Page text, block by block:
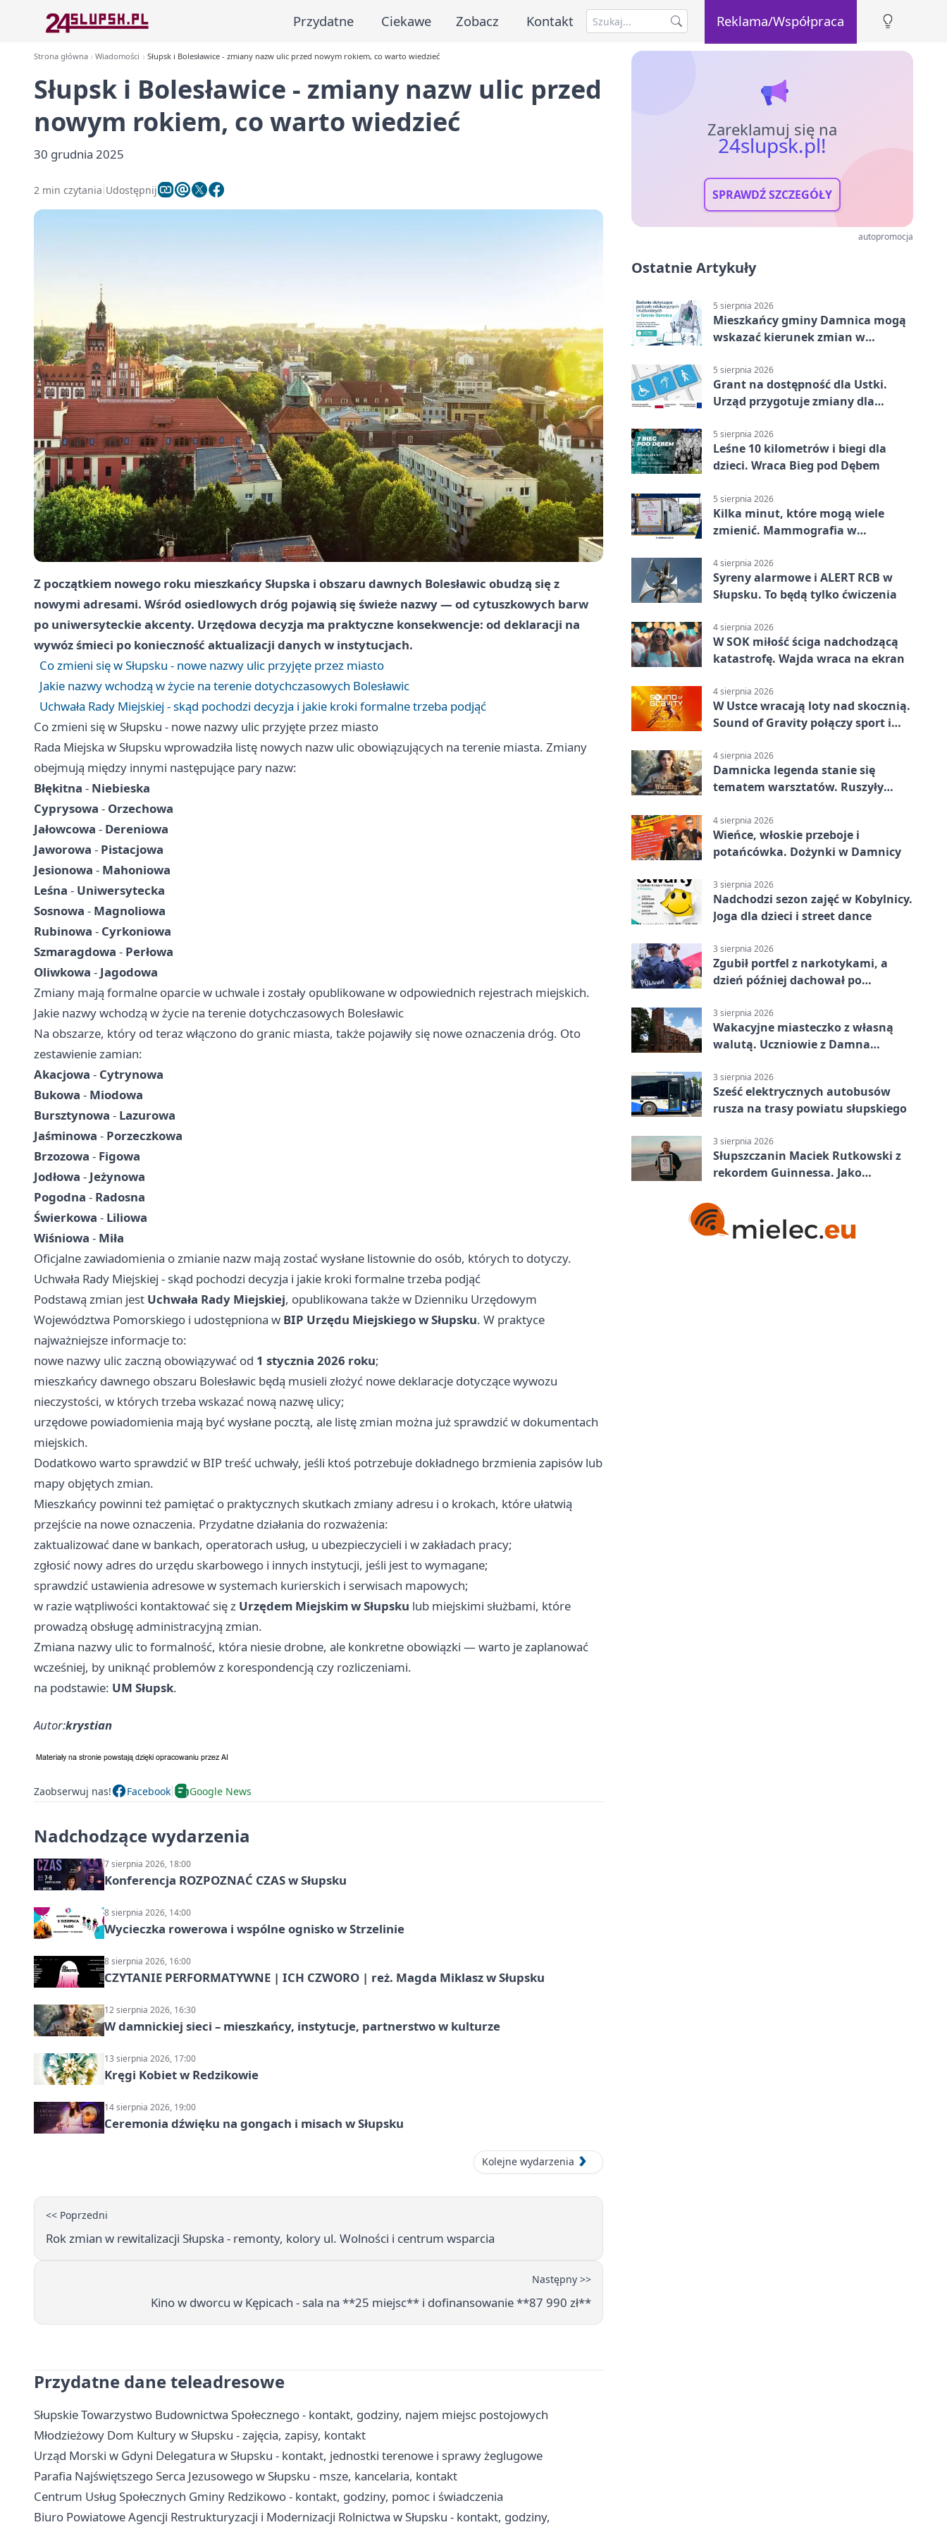
Przydatne Ciekawe Zobacz Kontakt Reklama/Współpraca
Strona główna Wiadomości Słupsk i Bolesławice - zmiany nazw ulic przed nowym rokiem, co warto wiedzieć
Słupsk i Bolesławice - zmiany nazw ulic przed
nowym rokiem, co warto wiedzieć
30 grudnia 2025
2 min czytania Udostępnij
Z początkiem nowego roku mieszkańcy Słupska i obszaru dawnych Bolesławic obudzą się z
nowymi adresami. Wśród osiedlowych dróg pojawią się świeże nazwy — od cytuszkowych barw
po uniwersyteckie akcenty. Urzędowa decyzja ma praktyczne konsekwencje: od deklaracji na
wywóz śmieci po konieczność aktualizacji danych w instytucjach.
Co zmieni się w Słupsku - nowe nazwy ulic przyjęte przez miasto
Jakie nazwy wchodzą w życie na terenie dotychczasowych Bolesławic
Uchwała Rady Miejskiej - skąd pochodzi decyzja i jakie kroki formalne trzeba podjąć
Co zmieni się w Słupsku - nowe nazwy ulic przyjęte przez miasto
Rada Miejska w Słupsku wprowadziła listę nowych nazw ulic obowiązujących na terenie miasta. Zmiany
obejmują między innymi następujące pary nazw:
Błękitna - Niebieska
Cyprysowa - Orzechowa
Jałowcowa - Dereniowa
Jaworowa - Pistacjowa
Jesionowa - Mahoniowa
Leśna - Uniwersytecka
Sosnowa - Magnoliowa
Rubinowa - Cyrkoniowa
Szmaragdowa - Perłowa
Oliwkowa - Jagodowa
Zmiany mają formalne oparcie w uchwale i zostały opublikowane w odpowiednich rejestrach miejskich.
Jakie nazwy wchodzą w życie na terenie dotychczasowych Bolesławic
Na obszarze, który od teraz włączono do granic miasta, także pojawiły się nowe oznaczenia dróg. Oto
zestawienie zamian:
Akacjowa - Cytrynowa
Bukowa - Miodowa
Bursztynowa - Lazurowa
Jaśminowa - Porzeczkowa
Brzozowa - Figowa
Jodłowa - Jeżynowa
Pogodna - Radosna
Świerkowa - Liliowa
Wiśniowa - Miła
Oficjalne zawiadomienia o zmianie nazw mają zostać wysłane listownie do osób, których to dotyczy.
Uchwała Rady Miejskiej - skąd pochodzi decyzja i jakie kroki formalne trzeba podjąć
Podstawą zmian jest Uchwała Rady Miejskiej, opublikowana także w Dzienniku Urzędowym
Województwa Pomorskiego i udostępniona w BIP Urzędu Miejskiego w Słupsku. W praktyce
najważniejsze informacje to:
nowe nazwy ulic zaczną obowiązywać od 1 stycznia 2026 roku;
mieszkańcy dawnego obszaru Bolesławic będą musieli złożyć nowe deklaracje dotyczące wywozu
nieczystości, w których trzeba wskazać nową nazwę ulicy;
urzędowe powiadomienia mają być wysłane pocztą, ale listę zmian można już sprawdzić w dokumentach
miejskich.
Dodatkowo warto sprawdzić w BIP treść uchwały, jeśli ktoś potrzebuje dokładnego brzmienia zapisów lub
mapy objętych zmian.
Mieszkańcy powinni też pamiętać o praktycznych skutkach zmiany adresu i o krokach, które ułatwią
przejście na nowe oznaczenia. Przydatne działania do rozważenia:
zaktualizować dane w bankach, operatorach usług, u ubezpieczycieli i w zakładach pracy;
zgłosić nowy adres do urzędu skarbowego i innych instytucji, jeśli jest to wymagane;
sprawdzić ustawienia adresowe w systemach kurierskich i serwisach mapowych;
w razie wątpliwości kontaktować się z Urzędem Miejskim w Słupsku lub miejskimi służbami, które
prowadzą obsługę administracyjną zmian.
Zmiana nazwy ulic to formalność, która niesie drobne, ale konkretne obowiązki — warto je zaplanować
wcześniej, by uniknąć problemów z korespondencją czy rozliczeniami.
na podstawie: UM Słupsk.
Autor:krystian
Zaobserwuj nas! Facebook Google News
Nadchodzące wydarzenia
7 sierpnia 2026, 18:00
Konferencja ROZPOZNAĆ CZAS w Słupsku
8 sierpnia 2026, 14:00
Wycieczka rowerowa i wspólne ognisko w Strzelinie
8 sierpnia 2026, 16:00
CZYTANIE PERFORMATYWNE | ICH CZWORO | reż. Magda Miklasz w Słupsku
12 sierpnia 2026, 16:30
W damnickiej sieci – mieszkańcy, instytucje, partnerstwo w kulturze
13 sierpnia 2026, 17:00
Kręgi Kobiet w Redzikowie
14 sierpnia 2026, 19:00
Ceremonia dźwięku na gongach i misach w Słupsku
Kolejne wydarzenia
<< Poprzedni
Rok zmian w rewitalizacji Słupska - remonty, kolory ul. Wolności i centrum wsparcia
Następny >>
Kino w dworcu w Kępicach - sala na **25 miejsc** i dofinansowanie **87 990 zł**
Przydatne dane teleadresowe
Słupskie Towarzystwo Budownictwa Społecznego - kontakt, godziny, najem miejsc postojowych
Młodzieżowy Dom Kultury w Słupsku - zajęcia, zapisy, kontakt
Urząd Morski w Gdyni Delegatura w Słupsku - kontakt, jednostki terenowe i sprawy żeglugowe
Parafia Najświętszego Serca Jezusowego w Słupsku - msze, kancelaria, kontakt
Centrum Usług Społecznych Gminy Redzikowo - kontakt, godziny, pomoc i świadczenia
Biuro Powiatowe Agencji Restrukturyzacji i Modernizacji Rolnictwa w Słupsku - kontakt, godziny,
Zareklamuj się na
24slupsk.pl!
SPRAWDŹ SZCZEGÓŁY
autopromocja
Ostatnie Artykuły
5 sierpnia 2026
Mieszkańcy gminy Damnica mogą
wskazać kierunek zmian w
5 sierpnia 2026
Grant na dostępność dla Ustki.
Urząd przygotuje zmiany dla
5 sierpnia 2026
Leśne 10 kilometrów i biegi dla
dzieci. Wraca Bieg pod Dębem
5 sierpnia 2026
Kilka minut, które mogą wiele
zmienić. Mammografia w
4 sierpnia 2026
Syreny alarmowe i ALERT RCB w
Słupsku. To będą tylko ćwiczenia
4 sierpnia 2026
W SOK miłość ściga nadchodzącą
katastrofę. Wajda wraca na ekran
4 sierpnia 2026
W Ustce wracają loty nad skocznią.
Sound of Gravity połączy sport i
4 sierpnia 2026
Damnicka legenda stanie się
tematem warsztatów. Ruszyły
4 sierpnia 2026
Wieńce, włoskie przeboje i
potańcówka. Dożynki w Damnicy
3 sierpnia 2026
Nadchodzi sezon zajęć w Kobylnicy.
Joga dla dzieci i street dance
3 sierpnia 2026
Zgubił portfel z narkotykami, a
dzień później dachował po
3 sierpnia 2026
Wakacyjne miasteczko z własną
walutą. Uczniowie z Damna
3 sierpnia 2026
Sześć elektrycznych autobusów
rusza na trasy powiatu słupskiego
3 sierpnia 2026
Słupszczanin Maciek Rutkowski z
rekordem Guinnessa. Jako
Bałtyk na desce windsurfingowej